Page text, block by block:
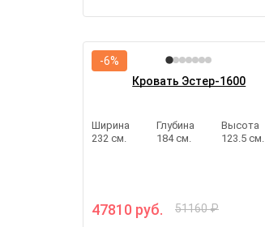
Кровать Эстер-1600
Ширина
232 см.
Глубина
184 см.
Высота
123.5 см.
47810 руб. 51160 ₽
-6%